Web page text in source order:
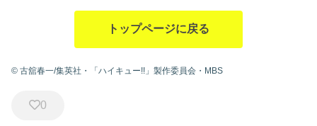
トップページに戻る
© 古舘春一/集英社・「ハイキュー!!」製作委員会・MBS
0